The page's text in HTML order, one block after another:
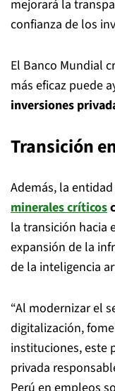
mejorará la
confianza de los
El Banco Mundial
más eficaz puede
inversiones
Transición
Además, la
minerales críticos
la transición hacia
expansión de la
de la inteligencia
“Al modernizar el
digitalización,
instituciones, este
privada